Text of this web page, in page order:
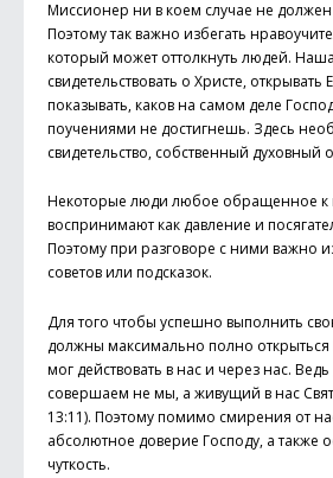
Миссионер ни в коем случае не
Поэтому так важно избегать
который может оттолкнуть людей.
свидетельствовать о Христе,
показывать, каков на самом деле
поучениями не достигнешь. Здесь
свидетельство, собственный духовный
Некоторые люди любое обращенное к
воспринимают как давление и
Поэтому при разговоре с ними важно
советов или подсказок.
Для того чтобы успешно выполнить
должны максимально полно
мог действовать в нас и через нас.
совершаем не мы, а живущий в нас
13:11). Поэтому помимо смирения от
абсолютное доверие Господу, а также
чуткость.